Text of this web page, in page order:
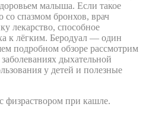
малыша. Если такое
со спазмом бронхов, врач
лекарство, способное
к лёгким. Беродуал — один
подробном обзоре рассмотрим
дыхательной
у детей и полезные